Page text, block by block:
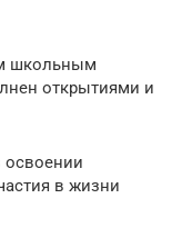
школьным
открытиями и
освоении
в жизни